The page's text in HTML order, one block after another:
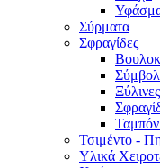
Σύρματα
Σφραγίδες
Τσιμέντο -
Υλικά